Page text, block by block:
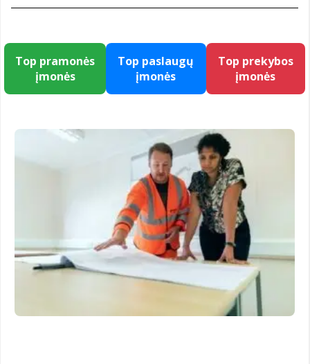
Top pramonės
įmonės
Top paslaugų
įmonės
Top prekybos
įmonės